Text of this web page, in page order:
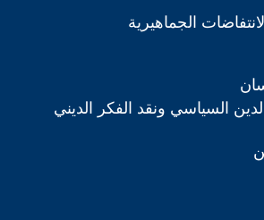
الجماهيرية
الدين السياسي ونقد الفكر الديني